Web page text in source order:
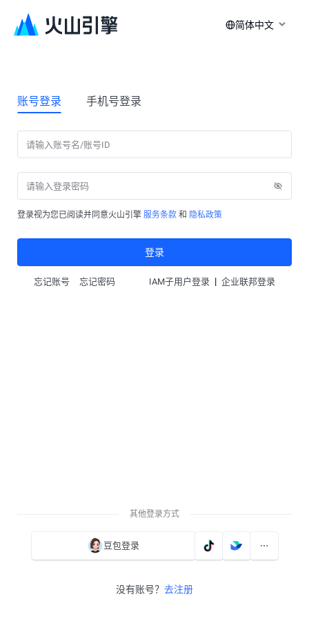
简体中文
账号登录 手机号登录
登录视为您已阅读并同意火山引擎 服务条款 和 隐私政策
登录
忘记账号 忘记密码 IAM子用户登录 | 企业联邦登录
其他登录方式
豆包登录
没有账号？ 去注册